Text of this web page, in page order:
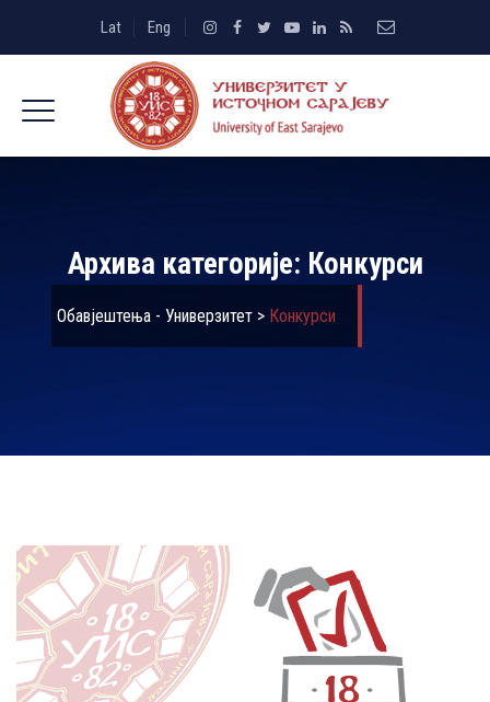
Lat Eng
Архива категорије: Конкурси
Обавјештења - Универзитет> Конкурси